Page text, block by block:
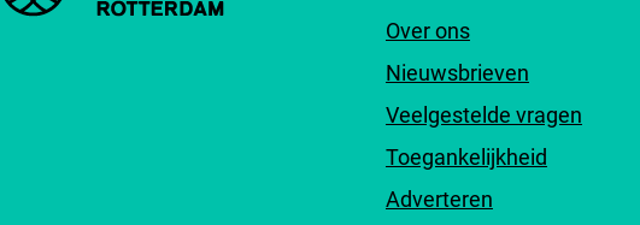
Over ons
Nieuwsbrieven
Veelgestelde vragen
Toegankelijkheid
Adverteren